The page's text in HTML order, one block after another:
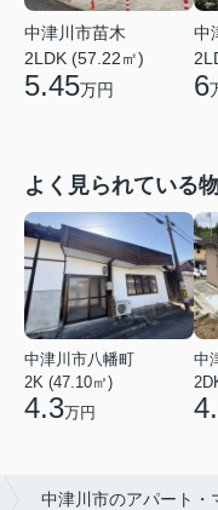
中津川市苗木
2LDK (57.22㎡)
5.45万円
中
6
よく見られている
中津川市八幡町
2K (47.10㎡)
4.3万円
中
中津川市のアパート・